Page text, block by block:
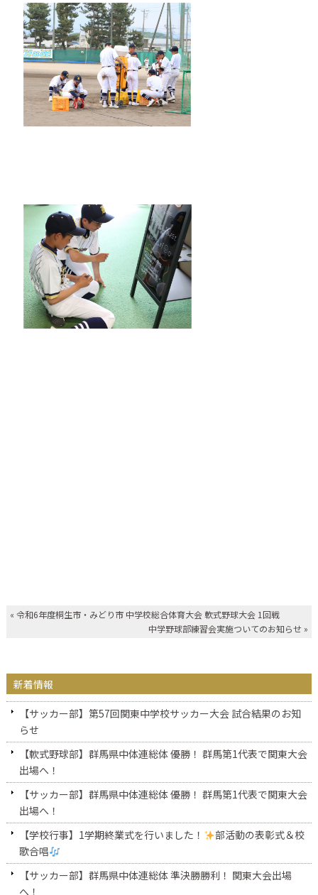
« 令和6年度桐生市・みどり市 中学校総合体育大会 軟式野球大会 1回戦
中学野球部練習会実施ついてのお知らせ »
新着情報
【サッカー部】第57回関東中学校サッカー大会 試合結果のお知
らせ
【軟式野球部】群馬県中体連総体 優勝！ 群馬第1代表で関東大会
出場へ！
【サッカー部】群馬県中体連総体 優勝！ 群馬第1代表で関東大会
出場へ！
【学校行事】1学期終業式を行いました！
部活動の表彰式＆校
歌合唱
【サッカー部】群馬県中体連総体 準決勝勝利！ 関東大会出場
へ！